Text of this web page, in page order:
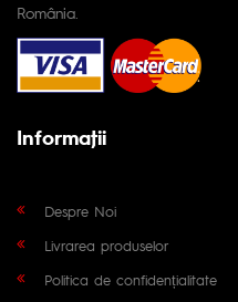
România.
Informaţii
Despre Noi
Livrarea produselor
Politica de confidențialitate